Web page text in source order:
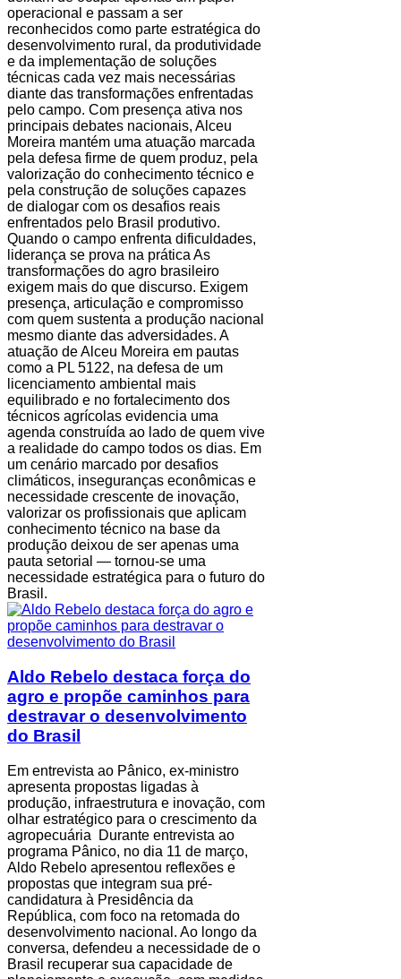
operacional e passam a ser
reconhecidos como parte estratégica do
desenvolvimento rural, da produtividade
e da implementação de soluções
técnicas cada vez mais necessárias
diante das transformações enfrentadas
pelo campo. Com presença ativa nos
principais debates nacionais, Alceu
Moreira mantém uma atuação marcada
pela defesa firme de quem produz, pela
valorização do conhecimento técnico e
pela construção de soluções capazes
de dialogar com os desafios reais
enfrentados pelo Brasil produtivo.
Quando o campo enfrenta dificuldades,
liderança se prova na prática As
transformações do agro brasileiro
exigem mais do que discurso. Exigem
presença, articulação e compromisso
com quem sustenta a produção nacional
mesmo diante das adversidades. A
atuação de Alceu Moreira em pautas
como a PL 5122, na defesa de um
licenciamento ambiental mais
equilibrado e no fortalecimento dos
técnicos agrícolas evidencia uma
agenda construída ao lado de quem vive
a realidade do campo todos os dias. Em
um cenário marcado por desafios
climáticos, inseguranças econômicas e
necessidade crescente de inovação,
valorizar os profissionais que aplicam
conhecimento técnico na base da
produção deixou de ser apenas uma
pauta setorial — tornou-se uma
necessidade estratégica para o futuro do
Brasil.
Aldo Rebelo destaca força do
agro e propõe caminhos para
destravar o desenvolvimento
do Brasil
Em entrevista ao Pânico, ex-ministro
apresenta propostas ligadas à
produção, infraestrutura e inovação, com
olhar estratégico para o crescimento da
agropecuária Durante entrevista ao
programa Pânico, no dia 11 de março,
Aldo Rebelo apresentou reflexões e
propostas que integram sua pré-
candidatura à Presidência da
República, com foco na retomada do
desenvolvimento nacional. Ao longo da
conversa, defendeu a necessidade de o
Brasil recuperar sua capacidade de